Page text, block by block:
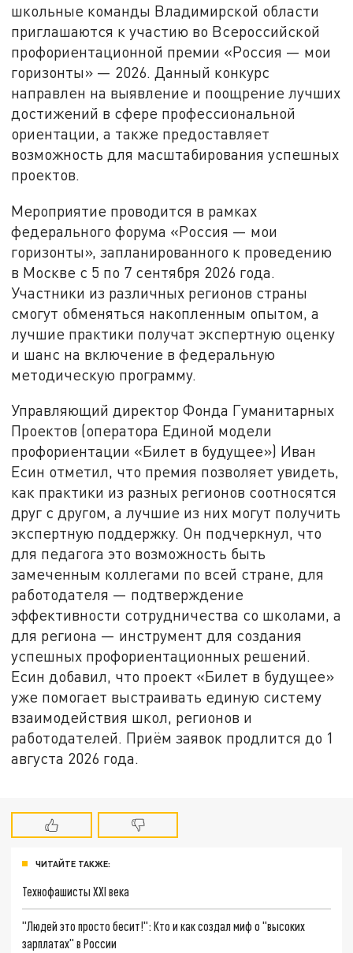
школьные команды Владимирской области
приглашаются к участию во Всероссийской
профориентационной премии «Россия — мои
горизонты» — 2026. Данный конкурс
направлен на выявление и поощрение лучших
достижений в сфере профессиональной
ориентации, а также предоставляет
возможность для масштабирования успешных
проектов.
Мероприятие проводится в рамках
федерального форума «Россия — мои
горизонты», запланированного к проведению
в Москве с 5 по 7 сентября 2026 года.
Участники из различных регионов страны
смогут обменяться накопленным опытом, а
лучшие практики получат экспертную оценку
и шанс на включение в федеральную
методическую программу.
Управляющий директор Фонда Гуманитарных
Проектов (оператора Единой модели
профориентации «Билет в будущее») Иван
Есин отметил, что премия позволяет увидеть,
как практики из разных регионов соотносятся
друг с другом, а лучшие из них могут получить
экспертную поддержку. Он подчеркнул, что
для педагога это возможность быть
замеченным коллегами по всей стране, для
работодателя — подтверждение
эффективности сотрудничества со школами, а
для региона — инструмент для создания
успешных профориентационных решений.
Есин добавил, что проект «Билет в будущее»
уже помогает выстраивать единую систему
взаимодействия школ, регионов и
работодателей. Приём заявок продлится до 1
августа 2026 года.
ЧИТАЙТЕ ТАКЖЕ:
Технофашисты XXI века
"Людей это просто бесит!": Кто и как создал миф о "высоких
зарплатах" в России